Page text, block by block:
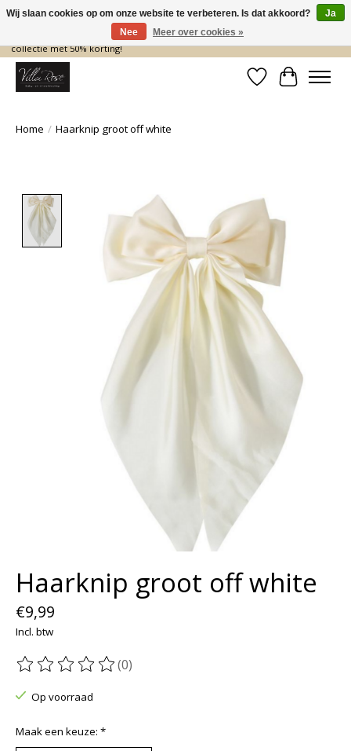
De nieuwe collectie komt eraan… en wij maken ruimte! Shop nu de zomer
collectie met 50% korting!
Verlanglijst
Home / Haarknip groot off white
Product image slideshow Items
Haarknip groot off white
€9,99
Incl. btw
De beoordeling van dit product is
(0)
Op voorraad
Maak een keuze: *
Wij slaan cookies op om onze website te verbeteren. Is dat akkoord?
Ja
Nee
Meer over cookies »